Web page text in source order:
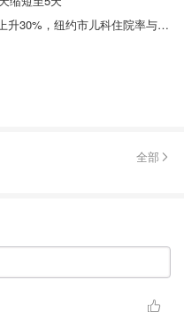
全美儿童新冠住院人数比上周上升30%，纽约市儿科住院率与12月同比增加近5倍
全部